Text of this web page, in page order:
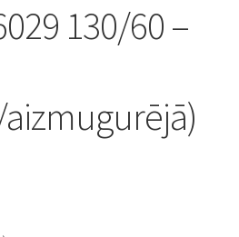
130/60 –